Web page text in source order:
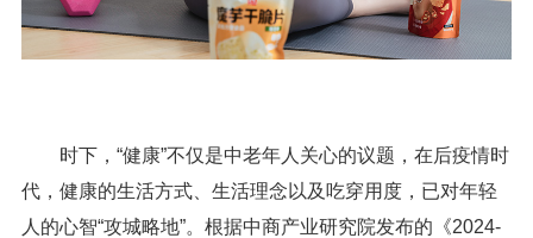
时下，“健康”不仅是中老年人关心的议题，在后疫情时
代，健康的生活方式、生活理念以及吃穿用度，已对年轻
人的心智“攻城略地”。根据中商产业研究院发布的《2024-